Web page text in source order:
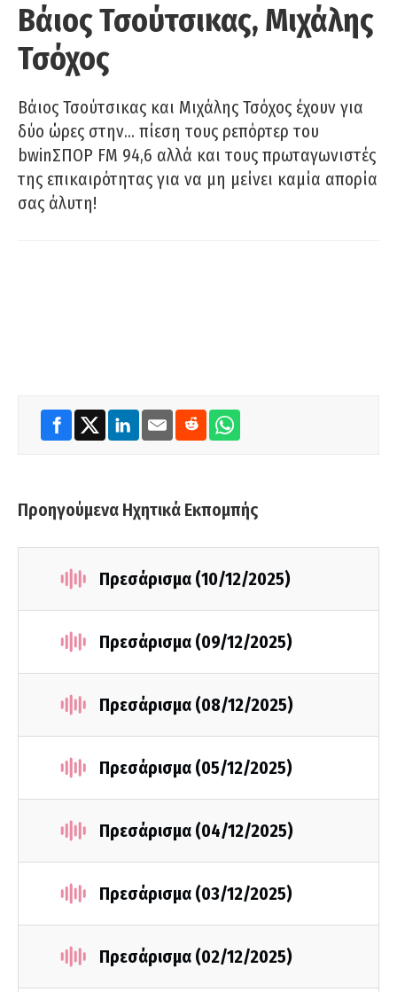
Βάιος Τσούτσικας, Μιχάλης
Τσόχος
Βάιος Τσούτσικας και Μιχάλης Τσόχος έχουν για
δύο ώρες στην… πίεση τους ρεπόρτερ του
bwinΣΠΟΡ FM 94,6 αλλά και τους πρωταγωνιστές
της επικαιρότητας για να μη μείνει καμία απορία
σας άλυτη!
Προηγούμενα Ηχητικά Εκπομπής
Πρεσάρισμα (10/12/2025)
Πρεσάρισμα (09/12/2025)
Πρεσάρισμα (08/12/2025)
Πρεσάρισμα (05/12/2025)
Πρεσάρισμα (04/12/2025)
Πρεσάρισμα (03/12/2025)
Πρεσάρισμα (02/12/2025)